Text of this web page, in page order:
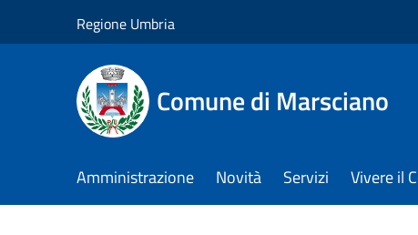
Regione Umbria
Comune di Marsciano
Amministrazione Novità Servizi Vivere il